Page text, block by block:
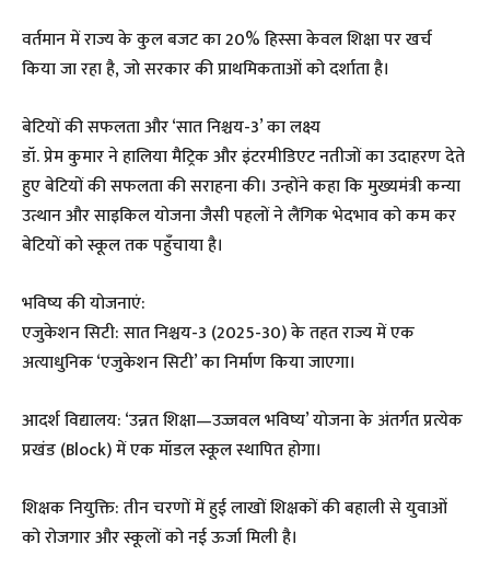
​वर्तमान में राज्य के कुल बजट का 20% हिस्सा केवल शिक्षा पर खर्च
किया जा रहा है, जो सरकार की प्राथमिकताओं को दर्शाता है।
​बेटियों की सफलता और ‘सात निश्चय-3’ का लक्ष्य
​डॉ. प्रेम कुमार ने हालिया मैट्रिक और इंटरमीडिएट नतीजों का उदाहरण देते
हुए बेटियों की सफलता की सराहना की। उन्होंने कहा कि मुख्यमंत्री कन्या
उत्थान और साइकिल योजना जैसी पहलों ने लैंगिक भेदभाव को कम कर
बेटियों को स्कूल तक पहुँचाया है।
​भविष्य की योजनाएं:
​एजुकेशन सिटी: सात निश्चय-3 (2025-30) के तहत राज्य में एक
अत्याधुनिक ‘एजुकेशन सिटी’ का निर्माण किया जाएगा।
​आदर्श विद्यालय: ‘उन्नत शिक्षा—उज्जवल भविष्य’ योजना के अंतर्गत प्रत्येक
प्रखंड (Block) में एक मॉडल स्कूल स्थापित होगा।
​शिक्षक नियुक्ति: तीन चरणों में हुई लाखों शिक्षकों की बहाली से युवाओं
को रोजगार और स्कूलों को नई ऊर्जा मिली है।